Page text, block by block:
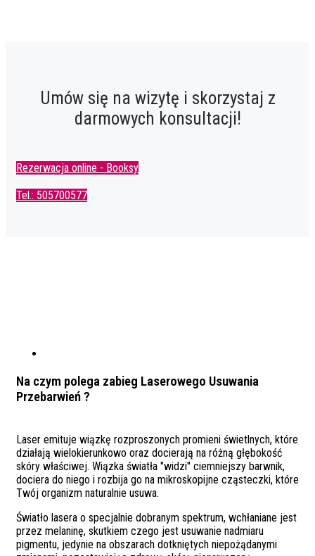
Umów się na wizytę i skorzystaj z
darmowych konsultacji!
Rezerwacja online - Booksy
Tel.: 505700577
Na czym polega zabieg Laserowego Usuwania
Przebarwień ?
Laser emituje wiązkę rozproszonych promieni świetlnych, które
działają wielokierunkowo oraz docierają na różną głębokość
skóry właściwej. Wiązka światła "widzi" ciemniejszy barwnik,
dociera do niego i rozbija go na mikroskopijne cząsteczki, które
Twój organizm naturalnie usuwa.
Światło lasera o specjalnie dobranym spektrum, wchłaniane jest
przez melaninę, skutkiem czego jest usuwanie nadmiaru
pigmentu, jedynie na obszarach dotkniętych niepożądanymi